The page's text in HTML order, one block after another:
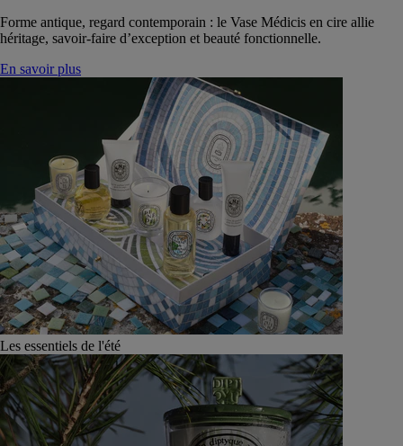
Forme antique, regard contemporain : le Vase Médicis en cire allie
héritage, savoir-faire d’exception et beauté fonctionnelle.
En savoir plus
Les essentiels de l'été